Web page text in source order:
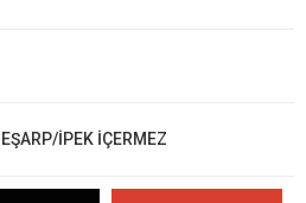
İPEK İÇERMEZ